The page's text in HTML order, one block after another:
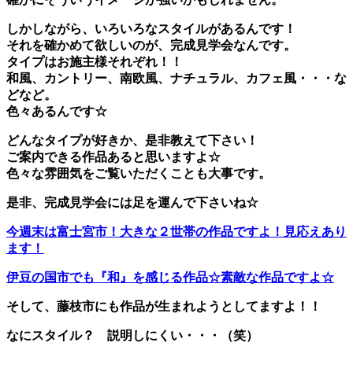
しかしながら、いろいろなスタイルがあるんです！
それを確かめて欲しいのが、完成見学会なんです。
タイプはお施主様それぞれ！！
和風、カントリー、南欧風、ナチュラル、カフェ風・・・な
どなど。
色々あるんです☆
どんなタイプが好きか、是非教えて下さい！
ご案内できる作品あると思いますよ☆
色々な雰囲気をご覧いただくことも大事です。
是非、完成見学会には足を運んで下さいね☆
今週末は富士宮市！大きな２世帯の作品ですよ！見応えあり
ます！
伊豆の国市でも『和』を感じる作品☆素敵な作品ですよ☆
そして、藤枝市にも作品が生まれようとしてますよ！！
なにスタイル？ 説明しにくい・・・（笑）